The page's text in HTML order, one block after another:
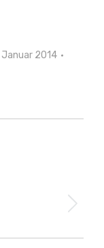
Januar 2014